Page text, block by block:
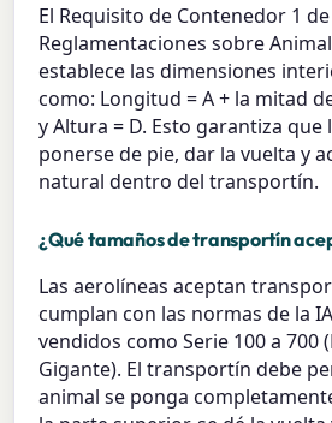
El Requisito de Contenedor 1
Reglamentaciones sobre
establece las dimensiones
como: Longitud = A + la mitad
y Altura = D. Esto garantiza que
ponerse de pie, dar la vuelta y
natural dentro del transportín.
¿Qué tamaños de transportín
Las aerolíneas aceptan
cumplan con las normas de la
vendidos como Serie 100 a 700
Gigante). El transportín debe
animal se ponga